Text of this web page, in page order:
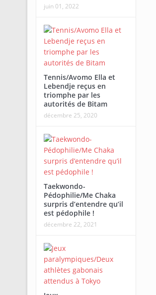
juin 01, 2022
Tennis/Avomo Ella et
Lebendje reçus en
triomphe par les
autorités de Bitam
décembre 25, 2020
Taekwondo-
Pédophilie/Me Chaka
surpris d’entendre qu’il
est pédophile !
décembre 22, 2021